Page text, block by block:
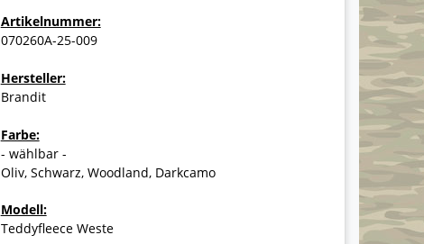
Artikelnummer:
070260A-25-009
Hersteller:
Brandit
Farbe:
- wählbar -
Oliv, Schwarz, Woodland, Darkcamo
Modell:
Teddyfleece Weste